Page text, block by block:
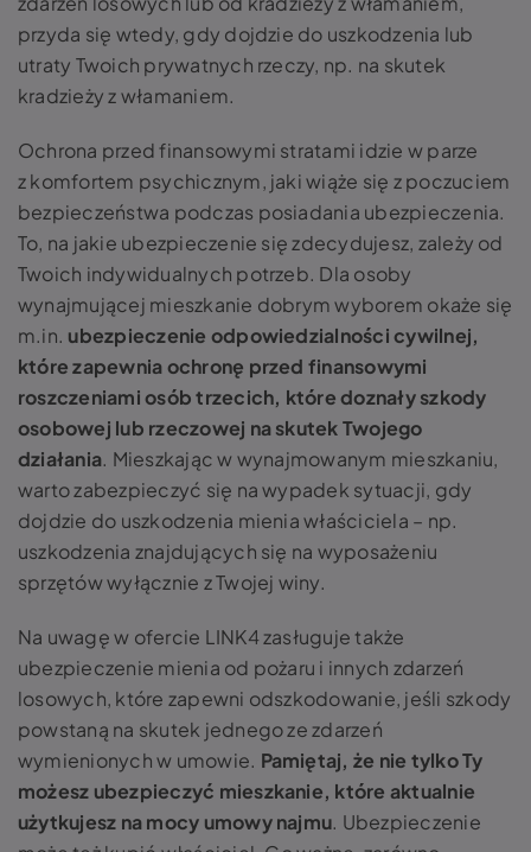
przyda się wtedy, gdy dojdzie do uszkodzenia lub
utraty Twoich prywatnych rzeczy, np. na skutek
kradzieży z włamaniem.
Ochrona przed finansowymi stratami idzie w parze
z komfortem psychicznym, jaki wiąże się z poczuciem
bezpieczeństwa podczas posiadania ubezpieczenia.
To, na jakie ubezpieczenie się zdecydujesz, zależy od
Twoich indywidualnych potrzeb. Dla osoby
wynajmującej mieszkanie dobrym wyborem okaże się
m.in. ubezpieczenie odpowiedzialności cywilnej,
które zapewnia ochronę przed finansowymi
roszczeniami osób trzecich, które doznały szkody
osobowej lub rzeczowej na skutek Twojego
działania. Mieszkając w wynajmowanym mieszkaniu,
warto zabezpieczyć się na wypadek sytuacji, gdy
dojdzie do uszkodzenia mienia właściciela – np.
uszkodzenia znajdujących się na wyposażeniu
sprzętów wyłącznie z Twojej winy.
Na uwagę w ofercie LINK4 zasługuje także
ubezpieczenie mienia od pożaru i innych zdarzeń
losowych, które zapewni odszkodowanie, jeśli szkody
powstaną na skutek jednego ze zdarzeń
wymienionych w umowie. Pamiętaj, że nie tylko Ty
możesz ubezpieczyć mieszkanie, które aktualnie
użytkujesz na mocy umowy najmu. Ubezpieczenie